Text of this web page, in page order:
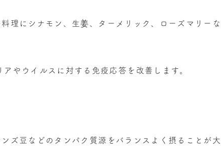
理にシナモン、生姜、ターメリック、ローズマリー
やウイルスに対する免疫応答を改善します。
ズ豆などのタンパク質源をバランスよく摂ることが大